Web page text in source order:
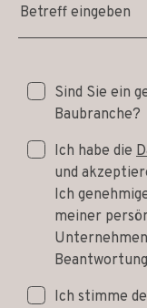
Betreff eingeben
Sind Sie ein
Baubranche?
Ich habe die
und
Ich
meiner
Ich stimme